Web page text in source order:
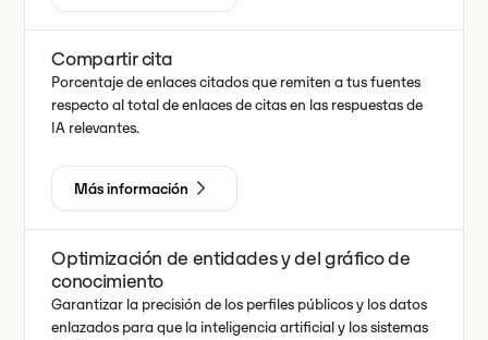
Compartir cita
Porcentaje de enlaces citados que remiten a tus fuentes
respecto al total de enlaces de citas en las respuestas de
IA relevantes.
Más información
Optimización de entidades y del gráfico de
conocimiento
Garantizar la precisión de los perfiles públicos y los datos
enlazados para que la inteligencia artificial y los sistemas